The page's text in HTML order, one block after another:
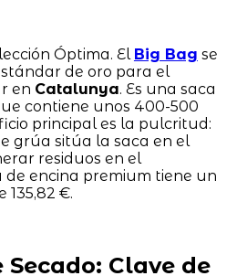
Óptima. El Big Bag se
de oro para el
en Catalunya. Es una saca
contiene unos 400-500
principal es la pulcritud:
grúa sitúa la saca en el
residuos en el
de encina premium tiene un
135,82 €.
Secado: Clave de